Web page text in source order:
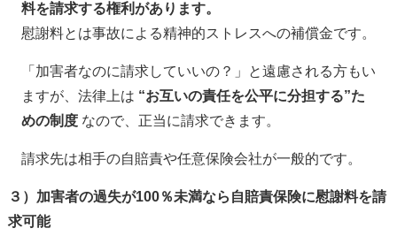
料を請求する権利があります。
慰謝料とは事故による精神的ストレスへの補償金です。
「加害者なのに請求していいの？」と遠慮される方もい
ますが、法律上は “お互いの責任を公平に分担する”た
めの制度なので、正当に請求できます。
請求先は相手の自賠責や任意保険会社が一般的です。
３）加害者の過失が100％未満なら自賠責保険に慰謝料を請
求可能